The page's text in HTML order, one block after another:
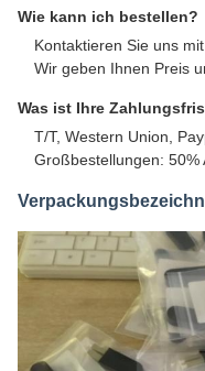
Wie kann ich bestellen?
Kontaktieren Sie uns
Wir geben Ihnen Preis
Was ist Ihre
T/T, Western Union,
Großbestellungen: 50%